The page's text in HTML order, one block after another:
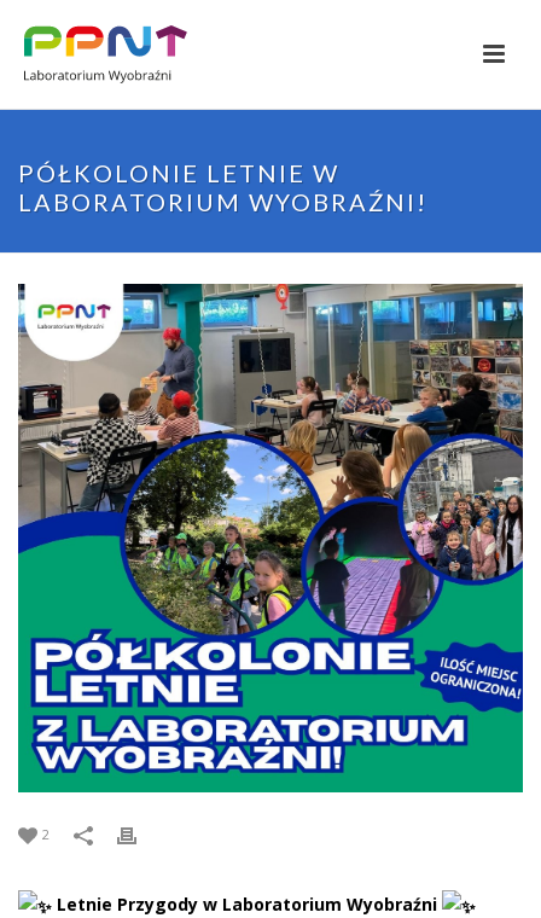
PÓŁKOLONIE LETNIE W
LABORATORIUM WYOBRAŹNI!
2
Letnie Przygody w Laboratorium Wyobraźni